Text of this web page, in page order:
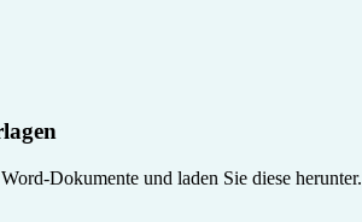
Dokumente und laden Sie diese herunter.